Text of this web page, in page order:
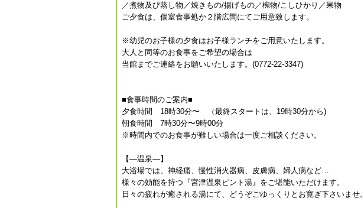
／煮物及び蒸し物／焼きもの/揚げもの／椀物/こしひかり／果物
ご夕食は、個室食事処か２階広間にてご用意致します。
※幼児のお子様の夕食はお子様ランチをご用意いたします。
大人と同等のお食事をご希望の場合は
当館までご連絡をお願いいたします。(0772-22-3347)
■食事時間のご案内■
夕食時間 18時30分〜 （最終スタートは、19時30分から)
朝食時間 7時30分〜9時00分
※時間内でのお食事が難しい場合は一度ご相談ください。
【—温泉—】
大浴場では、神経痛、慢性消火器病、皮膚病、婦人病など…
様々の効能を持つ『宮津温泉ピント湯』をご堪能いただけます。
日々の疲れが癒される湯にて、どうぞごゆっくりとお寛ぎ下さいませ。